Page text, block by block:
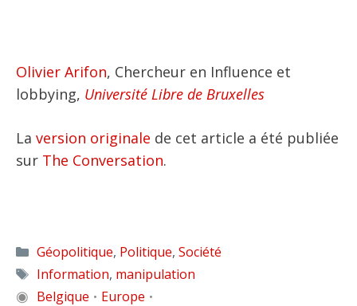
Olivier Arifon, Chercheur en Influence et
lobbying, Université Libre de Bruxelles
La version originale de cet article a été publiée
sur The Conversation.
Catégories
Géopolitique, Politique, Société
Étiquettes
Information, manipulation
◉ Belgique • Europe •